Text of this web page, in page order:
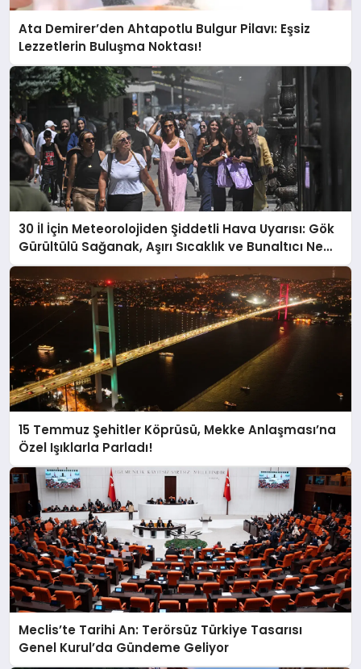
Ata Demirer’den Ahtapotlu Bulgur Pilavı: Eşsiz
Lezzetlerin Buluşma Noktası!
30 İl İçin Meteorolojiden Şiddetli Hava Uyarısı: Gök
Gürültülü Sağanak, Aşırı Sıcaklık ve Bunaltıcı Nem
Geliyor!
15 Temmuz Şehitler Köprüsü, Mekke Anlaşması’na
Özel Işıklarla Parladı!
Meclis’te Tarihi An: Terörsüz Türkiye Tasarısı
Genel Kurul’da Gündeme Geliyor